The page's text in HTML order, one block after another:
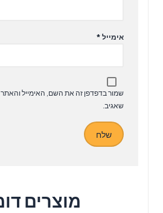
אימייל *
שמור בדפדפן זה את השם, האימייל
שאגיב.
מוצרים